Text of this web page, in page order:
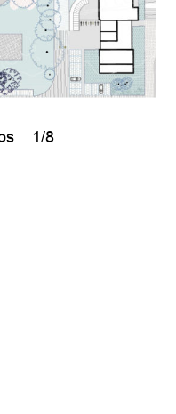
1/8